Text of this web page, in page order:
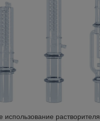
использование растворителя